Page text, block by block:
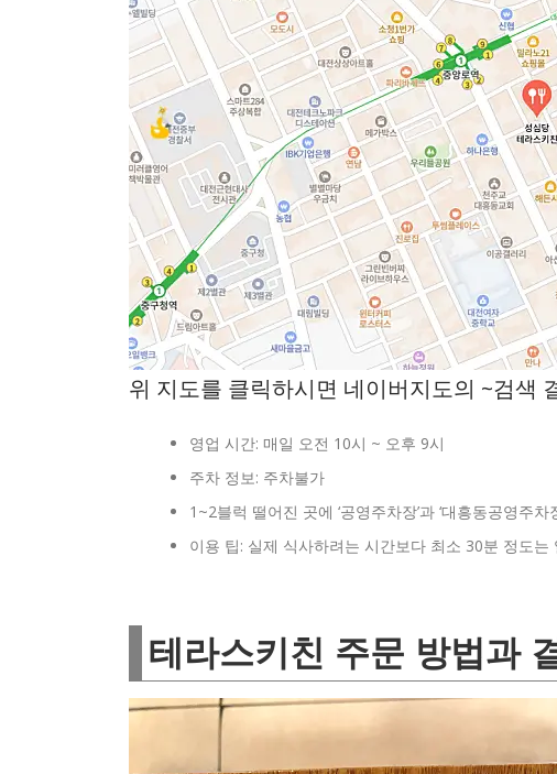
위 지도를 클릭하시면 네이버지도의 ~검색
영업 시간: 매일 오전 10시 ~ 오후 9시
주차 정보: 주차불가
1~2블럭 떨어진 곳에 ‘공영주차장’과 ‘대흥동공영주차
이용 팁: 실제 식사하려는 시간보다 최소 30분 정도는
테라스키친 주문 방법과